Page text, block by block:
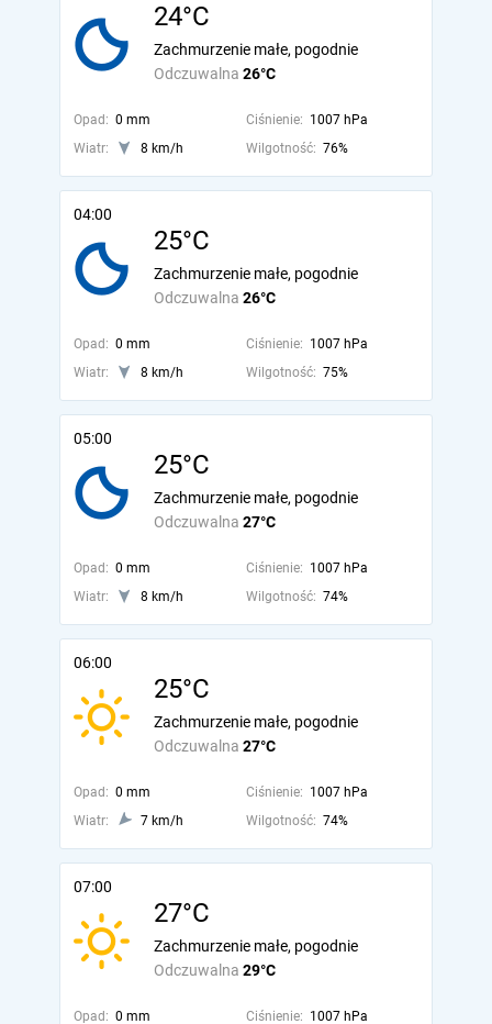
24°C
Odczuwalna 26°C
Zachmurzenie małe, pogodnie
Opad: 0 mm Ciśnienie: 1007 hPa
Wiatr:
8 km/h Wilgotność: 76%
04:00
25°C
Odczuwalna 26°C
Zachmurzenie małe, pogodnie
Opad: 0 mm Ciśnienie: 1007 hPa
Wiatr:
8 km/h Wilgotność: 75%
05:00
25°C
Odczuwalna 27°C
Zachmurzenie małe, pogodnie
Opad: 0 mm Ciśnienie: 1007 hPa
Wiatr:
8 km/h Wilgotność: 74%
06:00
25°C
Odczuwalna 27°C
Zachmurzenie małe, pogodnie
Opad: 0 mm Ciśnienie: 1007 hPa
Wiatr:
7 km/h Wilgotność: 74%
07:00
27°C
Odczuwalna 29°C
Zachmurzenie małe, pogodnie
Opad: 0 mm Ciśnienie: 1007 hPa